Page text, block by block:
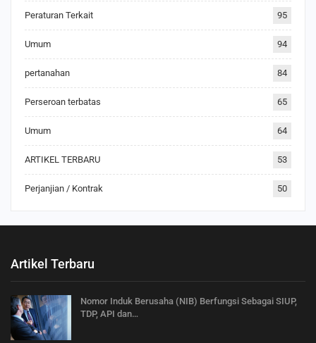
Peraturan Terkait 95
Umum 94
pertanahan 84
Perseroan terbatas 65
Umum 64
ARTIKEL TERBARU 53
Perjanjian / Kontrak 50
Artikel Terbaru
Nomor Induk Berusaha (NIB) Berfungsi Sebagai SIUP,
TDP, API dan…